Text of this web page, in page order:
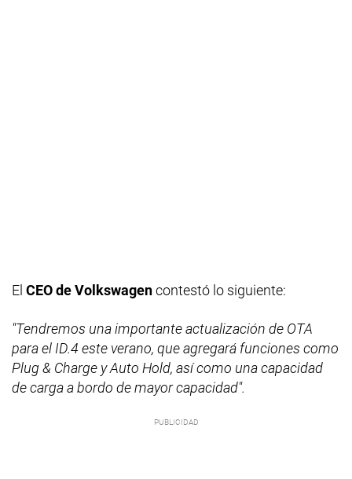
El CEO de Volkswagencontestó lo siguiente:
"Tendremos una importante actualización de OTA
para el ID.4 este verano, que agregará funciones como
Plug & Charge y Auto Hold, así como una capacidad
de carga a bordo de mayor capacidad".